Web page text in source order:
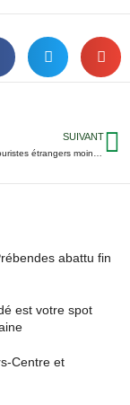
SUIVANT
abattu fin
est votre spot
Centre et